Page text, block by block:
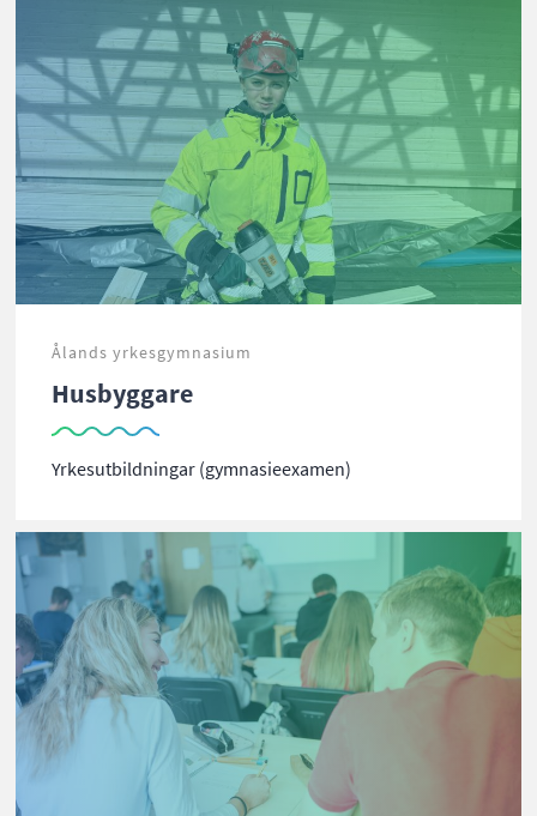
Ålands yrkesgymnasium
Husbyggare
Yrkesutbildningar (gymnasieexamen)